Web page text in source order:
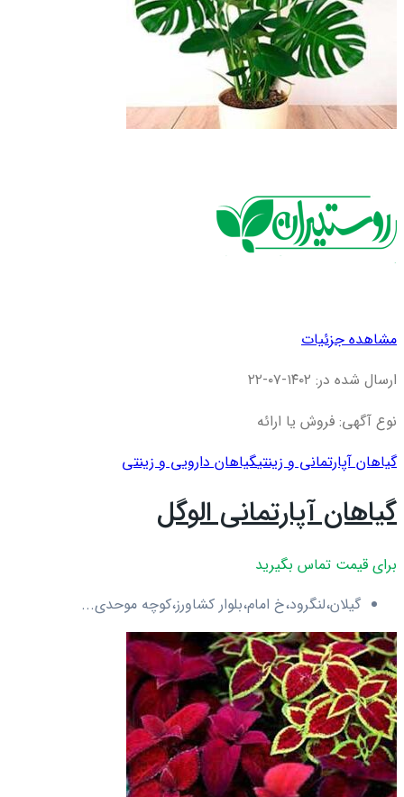
مشاهده جزئیات
ارسال شده در: ۱۴۰۲-۰۷-۲۲
نوع آگهی: فروش یا ارائه
گیاهان آپارتمانی و زینتیگیاهان دارویی و زینتی
گیاهان آپارتمانی الوگل
برای قیمت تماس بگیرید
گیلان،لنگرود،خ امام،بلوار کشاورز،کوچه موحدی...